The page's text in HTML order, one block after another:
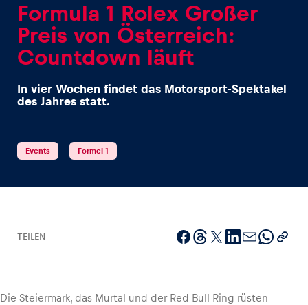
Erlebnisse
Seiten
Formula 1 Rolex Großer
Preis von Österreich:
Countdown läuft
In vier Wochen findet das Motorsport-Spektakel
des Jahres statt.
Events Formel 1
TEILEN
Die Steiermark, das Murtal und der Red Bull Ring rüsten